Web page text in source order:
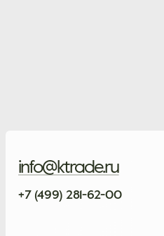
info@ktrade.ru
+7 (499) 281-62-00